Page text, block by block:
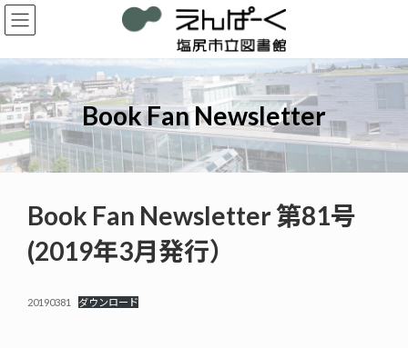
コ
ン
ン
ツ
へ
ス
キ
ッ
プ
ナ
ビ
ー
シ
ョ
ン
に
移
動
Book Fan Newsletter
Book Fan Newsletter 第81号
(2019年3月発行）
20190381 ダウンロード